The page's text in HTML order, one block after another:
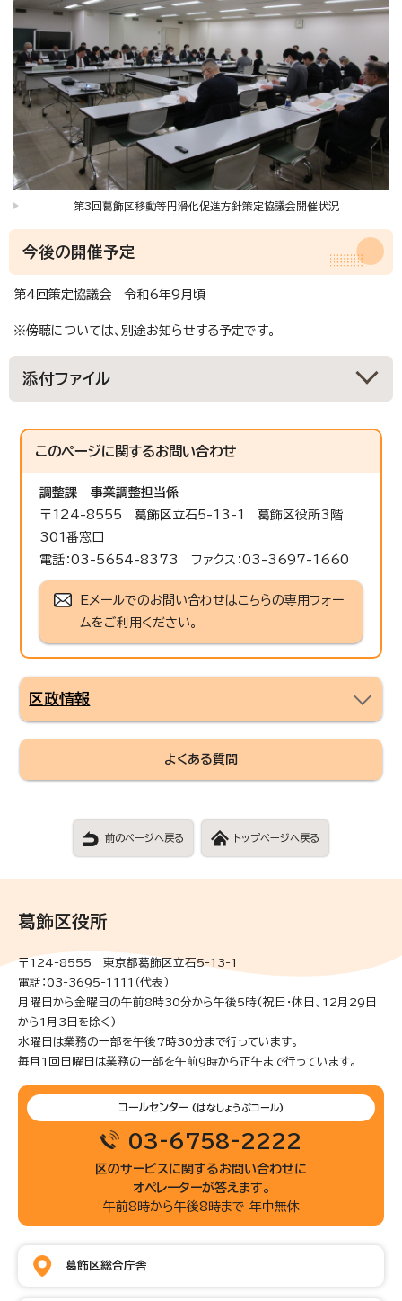
第3回葛飾区移動等円滑化促進方針策定協議会開催状況
今後の開催予定
第4回策定協議会 令和6年9月頃
※傍聴については、別途お知らせする予定です。
添付ファイル
このページに関するお問い合わせ
調整課
事業調整担当係
〒124-8555 葛飾区立石5-13-1 葛飾区役所3階
301番窓口
電話：03-5654-8373 ファクス：03-3697-1660
Eメールでのお問い合わせはこちらの専用フォー
ムをご利用ください。
区政情報
よくある質問
前のページへ戻る トップページへ戻る
葛飾区役所
〒124-8555 東京都葛飾区立石5-13-1
電話：03-3695-1111（代表）
月曜日から金曜日の午前8時30分から午後5時(祝日・休日、12月29日
から1月3日を除く)
水曜日は業務の一部を午後7時30分まで行っています。
毎月1回日曜日は業務の一部を午前9時から正午まで行っています。
コールセンター (はなしょうぶコール)
03-6758-2222
区のサービスに関するお問い合わせに
オペレーターが答えます。
午前8時から午後8時まで 年中無休
葛飾区総合庁舎